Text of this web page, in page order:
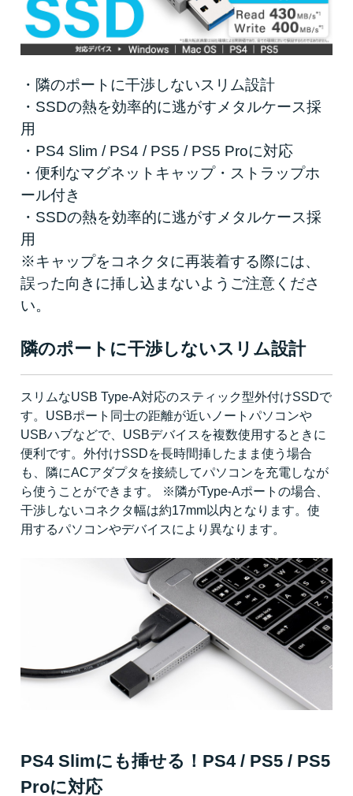
・隣のポートに干渉しないスリム設計
・SSDの熱を効率的に逃がすメタルケース採
用
・PS4 Slim / PS4 / PS5 / PS5 Proに対応
・便利なマグネットキャップ・ストラップホ
ール付き
・SSDの熱を効率的に逃がすメタルケース採
用
※キャップをコネクタに再装着する際には、
誤った向きに挿し込まないようご注意くださ
い。
隣のポートに干渉しないスリム設計
スリムなUSB Type-A対応のスティック型外付けSSDで
す。USBポート同士の距離が近いノートパソコンや
USBハブなどで、USBデバイスを複数使用するときに
便利です。外付けSSDを長時間挿したまま使う場合
も、隣にACアダプタを接続してパソコンを充電しなが
ら使うことができます。 ※隣がType-Aポートの場合、
干渉しないコネクタ幅は約17mm以内となります。使
用するパソコンやデバイスにより異なります。
PS4 Slimにも挿せる！PS4 / PS5 / PS5
Proに対応